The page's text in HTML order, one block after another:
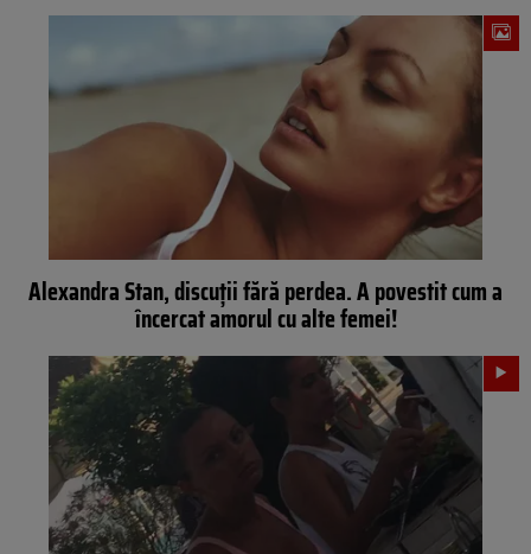
Alexandra Stan, discuţii fără perdea. A povestit cum a
încercat amorul cu alte femei!